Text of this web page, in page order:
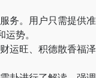
务。用户只需提供
势。
运旺、积德散香福